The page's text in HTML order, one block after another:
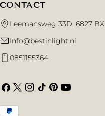
CONTACT
Leemansweg 33D, 6827
Info@bestinlight.nl
0851155364
Facebook
X
Instagram
TikTokPinterest
YouTube
Betaalmethoden